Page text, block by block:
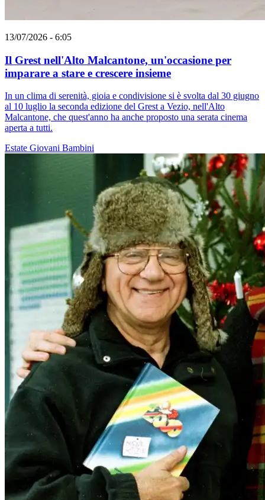
13/07/2026 - 6:05
Il Grest nell'Alto Malcantone, un'occasione per
imparare a stare e crescere insieme
In un clima di serenità, gioia e condivisione si è svolta dal 30 giugno
al 10 luglio la seconda edizione del Grest a Vezio, nell'Alto
Malcantone, che quest'anno ha anche proposto una serata cinema
aperta a tutti.
Estate Giovani Bambini